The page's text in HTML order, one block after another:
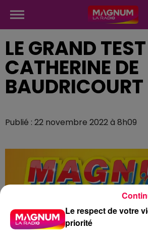
LE GRAND
CATHERINE DE
Publié : 22 novembre 2022 à 8h09
Le respect de votre
priorité